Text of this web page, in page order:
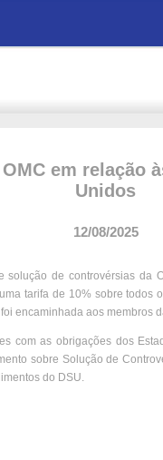
em relação
Unidos
12/08/2025
de controvérsias da
tarifa de 10% sobre
encaminhada aos membros
com as obrigações dos
sobre Solução de
do DSU.